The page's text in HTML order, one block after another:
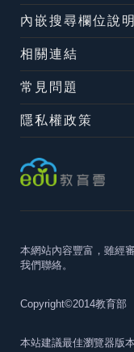
內嵌搜尋欄位說明
相關連結
常見問題
隱私權政策
本網站內容豐富，雖經
我們聯絡。
Copyright©2014教育部
本站建議最佳瀏覽器版